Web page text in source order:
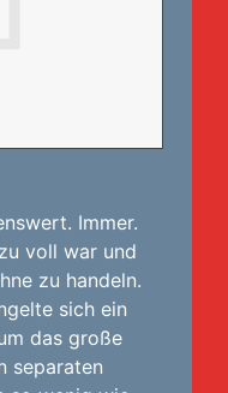
Immer.
voll war und
zu handeln.
sich ein
das große
separaten